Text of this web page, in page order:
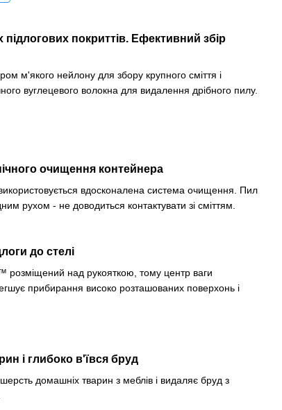
покриттів. Ефективний збір
м'якого нейлону для збору крупного сміття і
вуглецевого волокна для видалення дрібного пилу.
очищення контейнера
вдосконалена система очищення. Пил
рухом - не доводиться контактувати зі сміттям.
до стелі
розміщений над рукояткою, тому центр ваги
прибирання високо розташованих поверхонь і
і глибоко в'ївся бруд
домашніх тварин з меблів і видаляє бруд з